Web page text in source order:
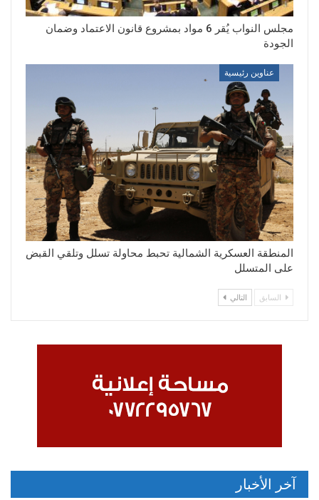
مجلس النواب يُقر 6 مواد بمشروع قانون الاعتماد وضمان
الجودة
عناوين رئيسية
المنطقة العسكرية الشمالية تحبط محاولة تسلل وتلقي القبض
على المتسلل
السابق التالي
آخر الأخبار